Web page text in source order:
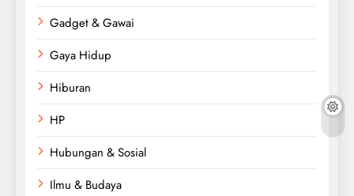
Gadget & Gawai
Gaya Hidup
Hiburan
HP
Hubungan & Sosial
Ilmu & Budaya